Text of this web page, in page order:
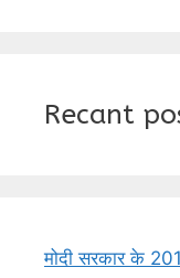
Recant
मोदी सरकार के